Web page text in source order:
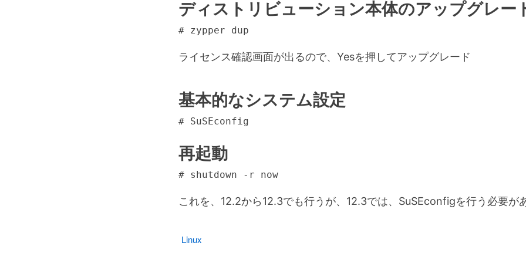
ディストリビューション本体のアップグレー
# zypper dup
ライセンス確認画面が出るので、Yesを押してアップグレード
基本的なシステム設定
# SuSEconfig
再起動
# shutdown -r now
これを、12.2から12.3でも行うが、12.3では、SuSEconfigを行う必要が
Linux